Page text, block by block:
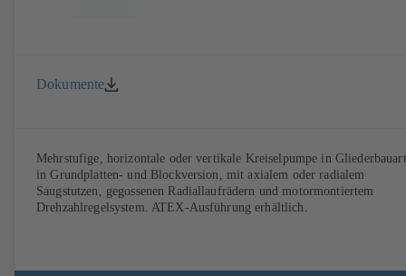
Dokumente
Mehrstufige, horizontale oder vertikale Kreiselpumpe in
in Grundplatten- und Blockversion, mit axialem oder radialem
Saugstutzen, gegossenen Radiallaufrädern und motormontiertem
Drehzahlregelsystem. ATEX-Ausführung erhältlich.